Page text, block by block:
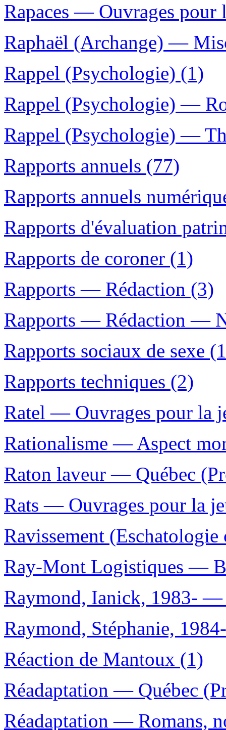
Rapaces — Ouvrages pour
Raphaël (Archange) —
Rappel (Psychologie) (1)
Rappel (Psychologie) —
Rappel (Psychologie) —
Rapports annuels (77)
Rapports annuels
Rapports d'évaluation
Rapports de coroner (1)
Rapports — Rédaction (3)
Rapports — Rédaction —
Rapports sociaux de sexe
Rapports techniques (2)
Ratel — Ouvrages pour la
Rationalisme — Aspect
Raton laveur — Québec
Rats — Ouvrages pour la
Ravissement
Ray-Mont Logistiques —
Raymond, Ianick, 1983-
Raymond, Stéphanie,
Réaction de Mantoux (1)
Réadaptation — Québec
Réadaptation — Romans,